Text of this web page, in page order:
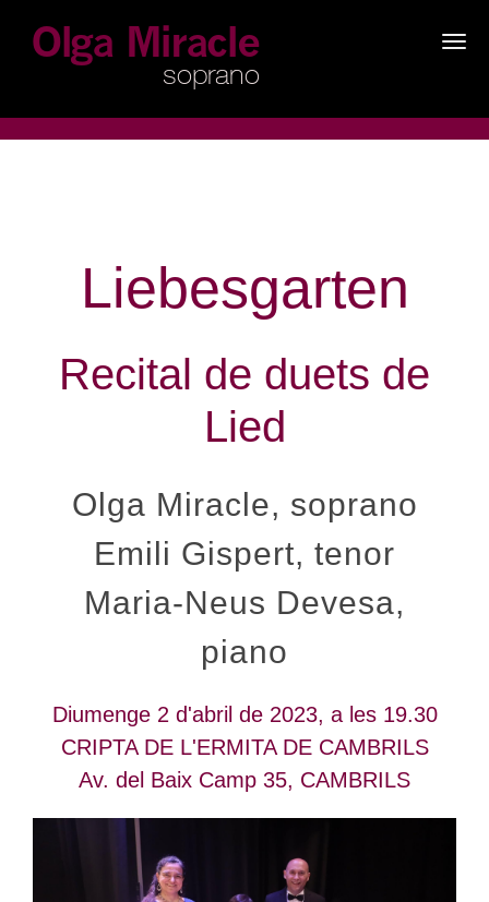
Liebesgarten
Recital de duets de
Lied
Olga Miracle, soprano
Emili Gispert, tenor
Maria-Neus Devesa,
piano
Diumenge 2 d'abril de 2023, a les 19.30
CRIPTA DE L'ERMITA DE CAMBRILS
Av. del Baix Camp 35, CAMBRILS